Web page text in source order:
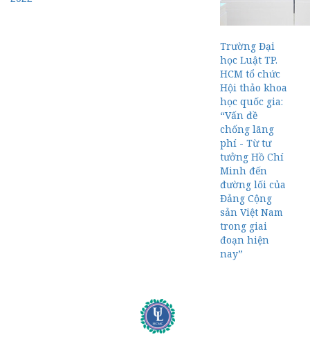
Trường Đại
học Luật TP.
HCM tổ chức
Hội thảo khoa
học quốc gia:
“Vấn đề
chống lãng
phí - Từ tư
tưởng Hồ Chí
Minh đến
đường lối của
Đảng Cộng
sản Việt Nam
trong giai
đoạn hiện
nay”